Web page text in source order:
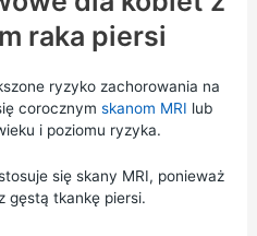
raka piersi
ryzyko zachorowania na
corocznym skanom MRI lub
i poziomu ryzyka.
się skany MRI, ponieważ
gęstą tkankę piersi.